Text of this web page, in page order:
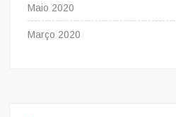
Maio 2020
Março 2020